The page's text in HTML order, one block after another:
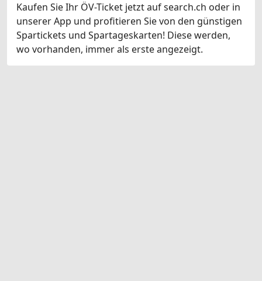
Kaufen Sie Ihr ÖV-Ticket jetzt auf search.ch oder in
unserer App und profitieren Sie von den günstigen
Spartickets und Spartageskarten! Diese werden,
wo vorhanden, immer als erste angezeigt.